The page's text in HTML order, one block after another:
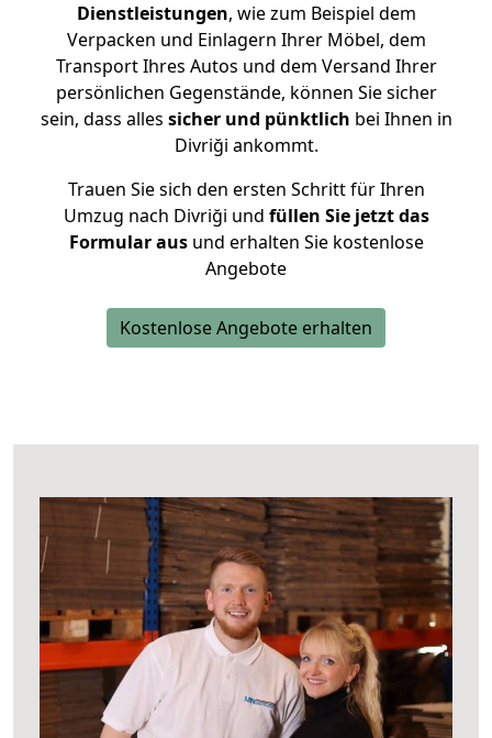
Dienstleistungen, wie zum Beispiel dem
Verpacken und Einlagern Ihrer Möbel, dem
Transport Ihres Autos und dem Versand Ihrer
persönlichen Gegenstände, können Sie sicher
sein, dass alles sicher und pünktlich bei Ihnen in
Divriği ankommt.
Trauen Sie sich den ersten Schritt für Ihren
Umzug nach Divriği und füllen Sie jetzt das
Formular ausund erhalten Sie kostenlose
Angebote
Kostenlose Angebote erhalten